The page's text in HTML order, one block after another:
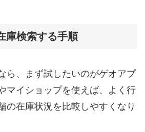
庫検索する手順
ら、まず試したいのがゲオアプ
マイショップを使えば、よく行
の在庫状況を比較しやすくなり